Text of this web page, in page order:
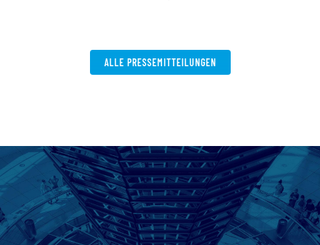
ALLE PRESSEMITTEILUNGEN